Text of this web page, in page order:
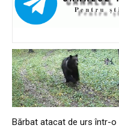
Bărbat atacat de urs într-o